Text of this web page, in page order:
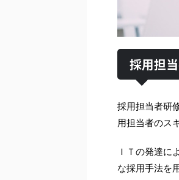
採用担
採用担当者研
用担当者のス
ＩＴの発達に
な採用手法を